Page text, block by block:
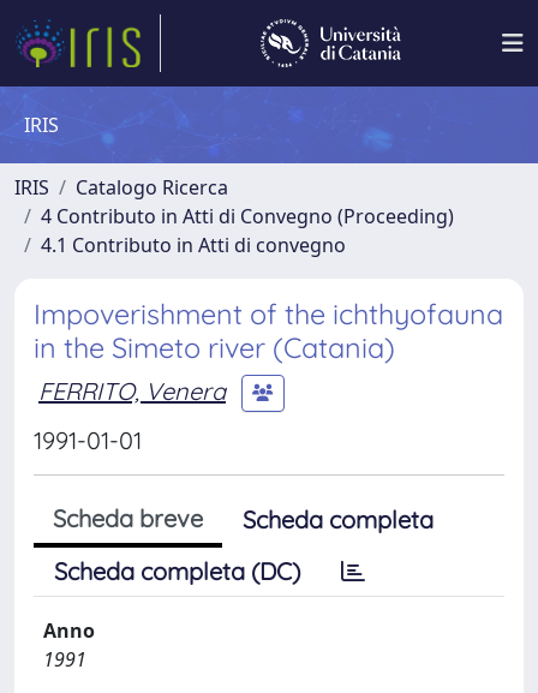
IRIS
IRIS
Catalogo Ricerca
4 Contributo in Atti di Convegno (Proceeding)
4.1 Contributo in Atti di convegno
Impoverishment of the ichthyofauna
in the Simeto river (Catania)
FERRITO, Venera
1991-01-01
Scheda breve
Scheda completa
Scheda completa (DC)
Anno
1991